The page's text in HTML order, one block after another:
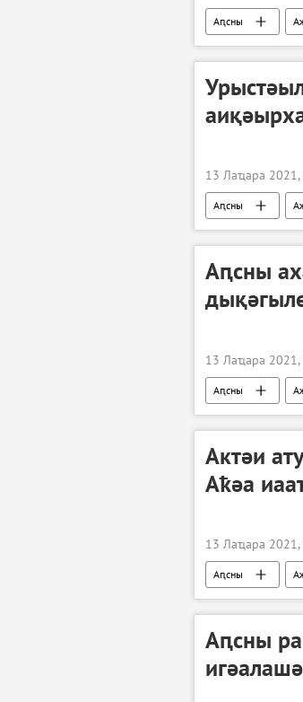
Аԥсны
13 Лаҵара 2021,
Аԥсны
Аԥсны
13 Лаҵара 2021,
Аԥсны
Актәи
Аҟәа
13 Лаҵара 2021,
Аԥсны
Аԥсны